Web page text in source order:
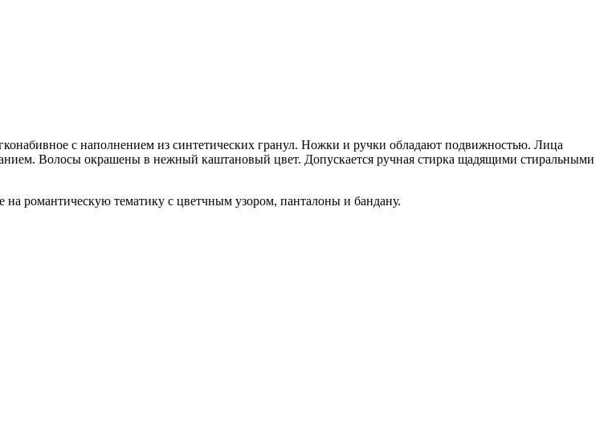
с наполнением из синтетических гранул. Ножки и ручки обладают подвижностью. Лица
Волосы окрашены в нежный каштановый цвет. Допускается ручная стирка щадящими стиральными
романтическую тематику с цветчным узором, панталоны и бандану.